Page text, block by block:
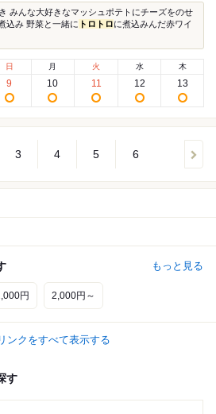
みんな大好きなマッシュポテトにチーズをのせ
み 野菜と一緒に トロ トロに煮込みんだ赤ワイ
日
9
月
10
火
11
水
12
木
13
3 4 5 6
もっと見る
円 2,000円～
ンクをすべて表示する
す